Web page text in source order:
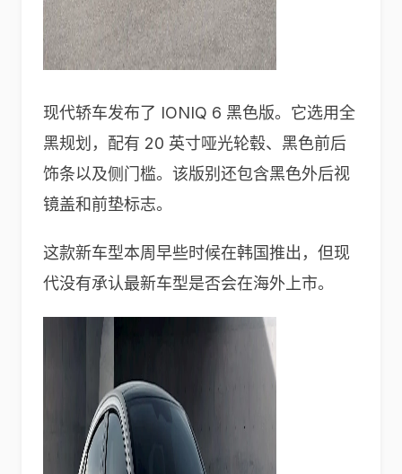
现代轿车发布了 IONIQ 6 黑色版。它选用全
黑规划，配有 20 英寸哑光轮毂、黑色前后
饰条以及侧门槛。该版别还包含黑色外后视
镜盖和前垫标志。
这款新车型本周早些时候在韩国推出，但现
代没有承认最新车型是否会在海外上市。